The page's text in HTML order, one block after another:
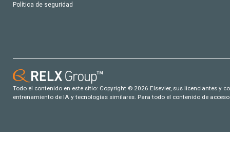
Política de seguridad
Todo el contenido en este sitio: Copyright © 2026 Elsevier, sus licenciantes y
entrenamiento de IA y tecnologías similares. Para todo el contenido de